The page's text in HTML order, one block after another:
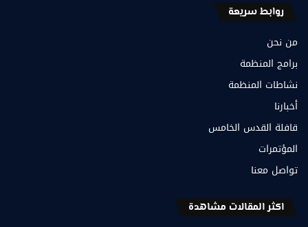
روابط سريعة
من نحن
برامج المنظمة
نشاطات المنظمة
أخبارنا
قافلة القدس الخامس
المؤتمرات
تواصل معنا
اكثر المقالات مشاهدة